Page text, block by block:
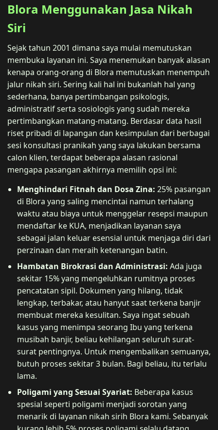
Blora Menggunakan Jasa Nikah
Siri
Sejak tahun 2001 dimana saya mulai memutuskan
membuka layanan ini. Saya menemukan banyak alasan
kenapa orang-orang di Blora memutuskan menempuh
jalur nikah siri. Sering kali hal ini bukanlah hal yang
sederhana, banya pertimbangan psikologis,
administratif serta sosiologis yang sudah mereka
pertimbangkan matang-matang. Berdasar data hasil
riset pribadi di lapangan dan kesimpulan dari berbagai
sesi konsultasi pranikah yang saya lakukan bersama
calon klien, terdapat beberapa alasan rasional
mengapa pasangan akhirnya memilih opsi ini:
Menghindari Fitnah dan Dosa Zina: 25% pasangan
di Blora yang saling mencintai namun terhalang
waktu atau biaya untuk menggelar resepsi maupun
mendaftar ke KUA, menjadikan layanan saya
sebagai jalan keluar esensial untuk menjaga diri dari
perzinaan dan meraih ketenangan batin.
Hambatan Birokrasi dan Administrasi: Ada juga
sekitar 15% yang mengeluhkan rumitnya proses
pencatatan sipil. Dokumen yang hilang, tidak
lengkap, terbakar, atau hanyut saat terkena banjir
membuat mereka kesulitan. Saya ingat sebuah
kasus yang menimpa seorang Ibu yang terkena
musibah banjir, beliau kehilangan seluruh surat-
surat pentingnya. Untuk mengembalikan semuanya,
butuh proses sekitar 3 bulan. Bagi beliau, itu terlalu
lama.
Poligami yang Sesuai Syariat: Beberapa kasus
spesial seperti poligami menjadi sorotan yang
menarik di layanan nikah sirih Blora kami. Sebanyak